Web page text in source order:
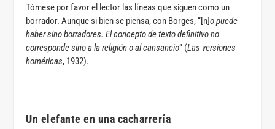
Tómese por favor el lector las líneas que siguen como un
borrador. Aunque si bien se piensa, con Borges, “[n]o puede
haber sino borradores. El concepto de texto definitivo no
corresponde sino a la religión o al cansancio” (Las versiones
homéricas, 1932).
Un elefante en una cacharrería